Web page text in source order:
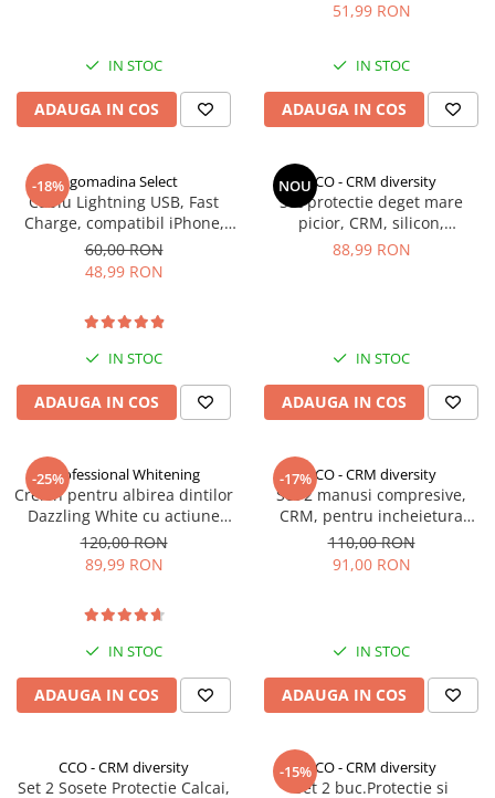
IN STOC
ADAUGA IN COS
51,99 RON
IN STOC
ADAUGA IN COS
-18% gomadina Select
Cablu Lightning USB, Fast
Charge, compatibil iPhone,
3m, alb
60,00 RON
48,99 RON
IN STOC
ADAUGA IN COS
NOUCCO - CRM diversity
Set protectie deget mare
picior, CRM, silicon,
respirabil, roz
88,99 RON
IN STOC
ADAUGA IN COS
-25%Professional Whitening
Creion pentru albirea dintilor
Dazzling White cu actiune
rapida
120,00 RON
89,99 RON
IN STOC
ADAUGA IN COS
-17%CCO - CRM diversity
Set 2 manusi compresive,
CRM, pentru incheietura
mainii, protectie carpiana,
atenuarea durerii in entorsa,
elastice, unisex, negru
110,00 RON
91,00 RON
IN STOC
ADAUGA IN COS
CCO - CRM diversity
Set 2 Sosete Protectie Calcai,
-15%CCO - CRM diversity
Set 2 buc.Protectie si